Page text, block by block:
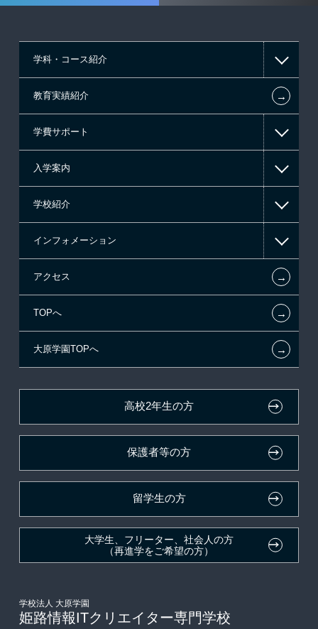
学科・コース紹介
情報IT系
ゲーム系
教育実績紹介 ←
学費サポート
高等教育の修学支援新制度
日本学生支援機構の奨学金
日本政策金融公庫（国の教育ローン）
提携教育ローン
新聞奨学生
試験による特待生制度
取得資格による特待生制度
吹奏楽部による特待生制度
デザインコンクール＆マンガコンクール特待生制度
入学案内
一般入学
AO入学制度
指定校推薦入学
特別推薦入学
推薦入学
生徒会活動推薦入学
自己推薦入学
大学・短大・公務員併願制度
親族紹介制度
学校紹介
在校生からあなたへ
夢を叶えた先輩たち
施設・研修所
学生マンションのご案内
大原学園グループ案内
インフォメーション
お知らせ・新着情報
在校生へのお知らせ
各種証明書の発行ご希望の方
採用ご担当の方
アクセス ←
TOPへ ←
大原学園TOPへ ←
高校2年生の方
保護者等の方
留学生の方
大学生、フリーター、社会人の方
（再進学をご希望の方）
学校法人 大原学園
姫路情報ITクリエイター専門学校